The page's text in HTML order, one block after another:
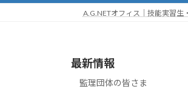
プ
動
A.G.NETオフィス｜技能実習生
最新情報
監理団体の皆さま